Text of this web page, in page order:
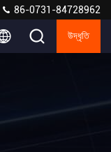
86-0731-84728962
উদ্ধৃতি